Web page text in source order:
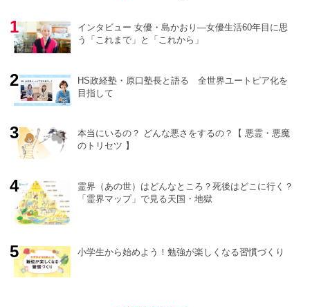
インタビュー 女優・島かおり―女優生活60年目に思
う「これまで」と「これから」
HS政経塾・原口塾長と語る 全世界ユートピア化を
目指して
本当にいるの？ どんな悪さをするの？【 悪霊・悪魔
のトリセツ 】
霊界（あの世）はどんなところ？死後はどこに行く？
「霊界マップ」で見る天国・地獄
小学生から始めよう！勉強が楽しくなる習慣づくり